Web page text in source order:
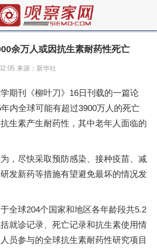
余万人或因抗生素耐药性死亡
来源：新华社
期刊《柳叶刀》16日刊载的一篇论
内全球可能有超过3900万人的死亡
生素产生耐药性，其中老年人面临的
，尽快采取预防感染、接种疫苗、减
发新药等措施有望避免最坏的情况发
全球204个国家和地区各年龄段共5.2
就诊记录、死亡记录和抗生素使用情
员参与的全球抗生素耐药性研究项目